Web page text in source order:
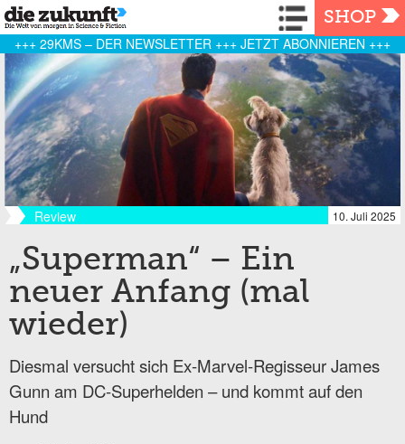
Navigation
SHOP
+++ 29KMS – DER NEWSLETTER +++ JETZT ABONNIEREN +++
Review 10. Juli 2025
„Superman“ – Ein
neuer Anfang (mal
wieder)
Diesmal versucht sich Ex-Marvel-Regisseur James
Gunn am DC-Superhelden – und kommt auf den
Hund